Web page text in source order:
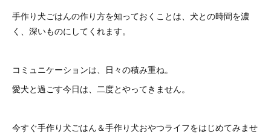
手作り犬ごはんの作り方を知っておくことは、犬との時間を濃
く、深いものにしてくれます。
コミュニケーションは、日々の積み重ね。
愛犬と過ごす今日は、二度とやってきません。
今すぐ手作り犬ごはん＆手作り犬おやつライフをはじめてみませ